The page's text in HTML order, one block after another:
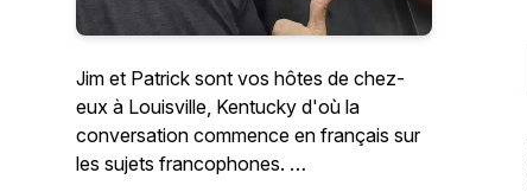
Jim et Patrick sont vos hôtes de chez-
eux à Louisville, Kentucky d'où la
conversation commence en français sur
les sujets francophones.